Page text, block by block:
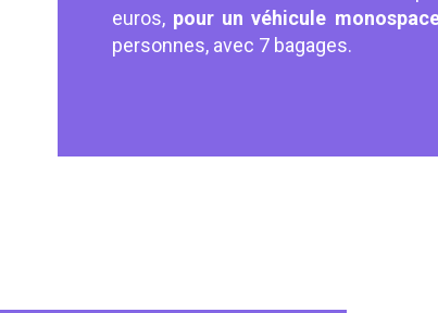
euros, pour un véhicule
personnes, avec 7 bagages.